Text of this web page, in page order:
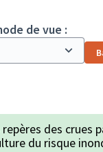
de vue :
des crues
du risque